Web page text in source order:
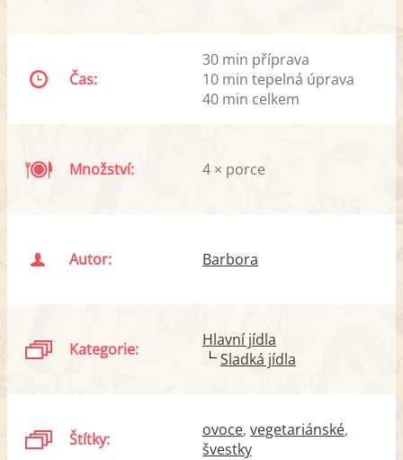
Čas:
30 min příprava
10 min tepelná úprava
40 min celkem
Množství: 4 × porce
Autor: Barbora
Kategorie:
Hlavní jídla
Sladká jídla
Štítky: ovoce vegetariánské
švestky